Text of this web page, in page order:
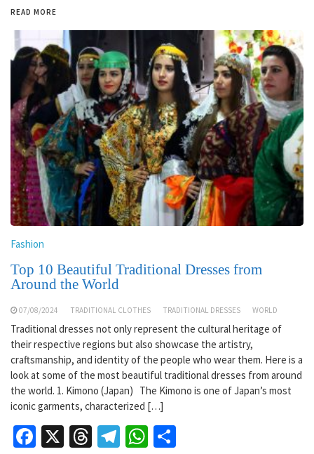
READ MORE
Fashion
Top 10 Beautiful Traditional Dresses from
Around the World
07/08/2024 TRADITIONAL CLOTHES TRADITIONAL DRESSES WORLD
Traditional dresses not only represent the cultural heritage of
their respective regions but also showcase the artistry,
craftsmanship, and identity of the people who wear them. Here is a
look at some of the most beautiful traditional dresses from around
the world. 1. Kimono (Japan) The Kimono is one of Japan’s most
iconic garments, characterized […]
Facebook
X Threads
Telegram
WhatsApp